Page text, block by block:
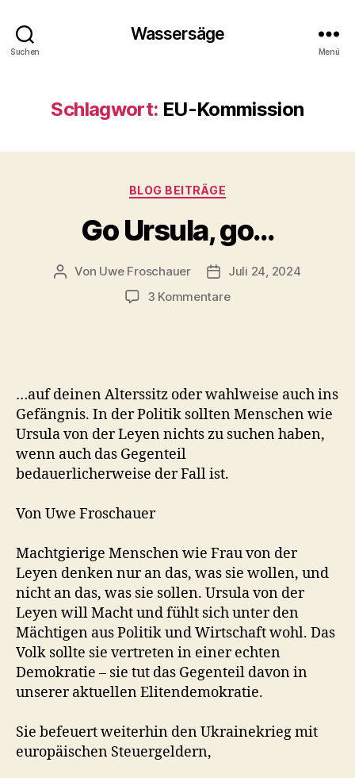
Suchen
Wassersäge
Menü
Schlagwort: EU-Kommission
Kategorien
BLOG BEITRÄGE
Go Ursula, go…
Beitragsautor
Von Uwe Froschauer Beitragsdatum
Juli 24, 2024
3 Kommentarezu
…auf deinen Alterssitz oder wahlweise auch ins
Gefängnis. In der Politik sollten Menschen wie
Ursula von der Leyen nichts zu suchen haben,
wenn auch das Gegenteil
bedauerlicherweise der Fall ist.
Von Uwe Froschauer
Machtgierige Menschen wie Frau von der
Leyen denken nur an das, was sie wollen, und
nicht an das, was sie sollen. Ursula von der
Leyen will Macht und fühlt sich unter den
Mächtigen aus Politik und Wirtschaft wohl. Das
Volk sollte sie vertreten in einer echten
Demokratie – sie tut das Gegenteil davon in
unserer aktuellen Elitendemokratie.
Sie befeuert weiterhin den Ukrainekrieg mit
europäischen Steuergeldern,